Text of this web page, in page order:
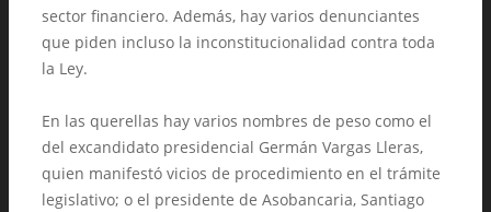
sector financiero. Además, hay varios denunciantes
que piden incluso la inconstitucionalidad contra toda
la Ley.
En las querellas hay varios nombres de peso como el
del excandidato presidencial Germán Vargas Lleras,
quien manifestó vicios de procedimiento en el trámite
legislativo; o el presidente de Asobancaria, Santiago